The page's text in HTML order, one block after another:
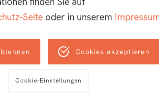
Seite oder in unserem
Cookies akzeptieren
Cookie-Einstellungen